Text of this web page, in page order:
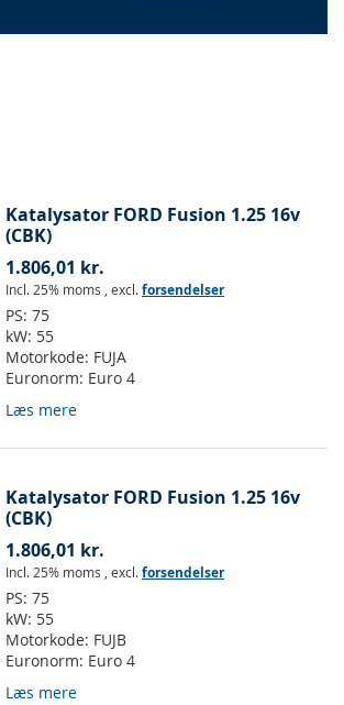
Katalysator FORD Fusion 1.25 16v
(CBK)
1.806,01 kr.
Incl. 25% moms , excl.forsendelser
PS: 75
kW: 55
Motorkode: FUJA
Euronorm: Euro 4
Læs mere
Katalysator FORD Fusion 1.25 16v
(CBK)
1.806,01 kr.
Incl. 25% moms , excl.forsendelser
PS: 75
kW: 55
Motorkode: FUJB
Euronorm: Euro 4
Læs mere